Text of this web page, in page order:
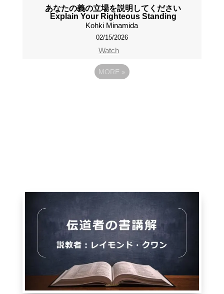
あなたの義の立場を説明してください
Explain Your Righteous Standing
Kohki Minamida
02/15/2026
Watch
MORE »